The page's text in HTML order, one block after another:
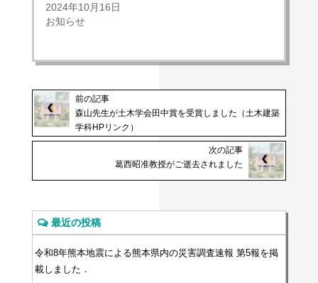
ま
2024年10月16日
お知らせ
前の記事
森山先生が土木学会田中賞を受賞しました（土木建築
学科HPリンク）
次の記事
葛西昭准教授がご逝去されました
最近の投稿
令和8年熊本地震による熊本県内の災害調査速報 第5報を掲
載しました．